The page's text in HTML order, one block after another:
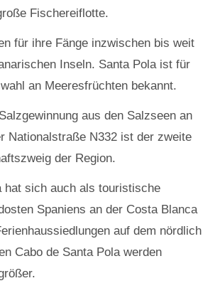
Fischereiflotte.
für ihre Fänge inzwischen bis weit
Inseln. Santa Pola ist für
an Meeresfrüchten bekannt.
aus den Salzseen an
Nationalstraße N332 ist der zweite
der Region.
hat sich auch als touristische
Spaniens an der Costa Blanca
auf dem nördlich
Cabo de Santa Pola werden